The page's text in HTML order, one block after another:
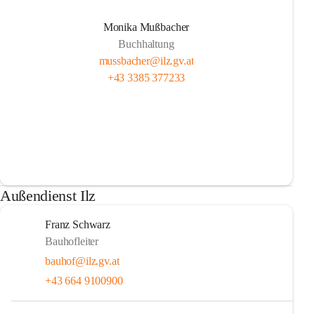
Monika Mußbacher
Buchhaltung
mussbacher@ilz.gv.at
+43 3385 377233
Außendienst Ilz
Franz Schwarz
Bauhofleiter
bauhof@ilz.gv.at
+43 664 9100900